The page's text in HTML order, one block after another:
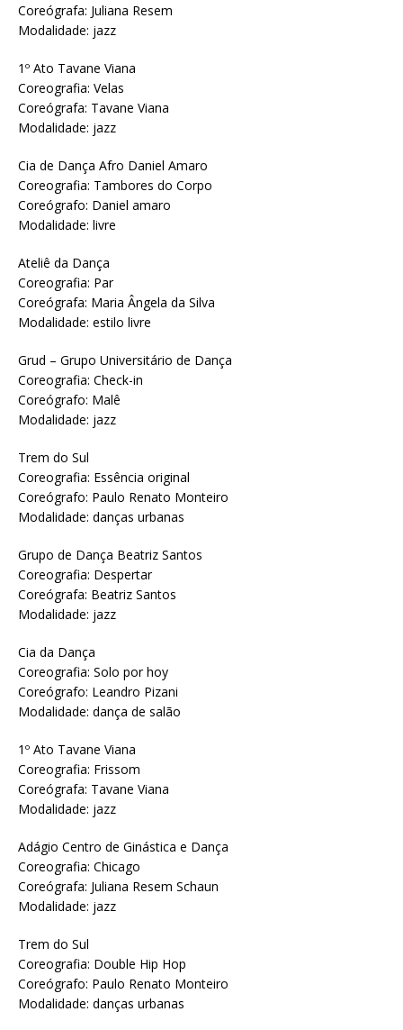
Coreógrafa: Juliana Resem
Modalidade: jazz
1º Ato Tavane Viana
Coreografia: Velas
Coreógrafa: Tavane Viana
Modalidade: jazz
Cia de Dança Afro Daniel Amaro
Coreografia: Tambores do Corpo
Coreógrafo: Daniel amaro
Modalidade: livre
Ateliê da Dança
Coreografia: Par
Coreógrafa: Maria Ângela da Silva
Modalidade: estilo livre
Grud – Grupo Universitário de Dança
Coreografia: Check-in
Coreógrafo: Malê
Modalidade: jazz
Trem do Sul
Coreografia: Essência original
Coreógrafo: Paulo Renato Monteiro
Modalidade: danças urbanas
Grupo de Dança Beatriz Santos
Coreografia: Despertar
Coreógrafa: Beatriz Santos
Modalidade: jazz
Cia da Dança
Coreografia: Solo por hoy
Coreógrafo: Leandro Pizani
Modalidade: dança de salão
1º Ato Tavane Viana
Coreografia: Frissom
Coreógrafa: Tavane Viana
Modalidade: jazz
Adágio Centro de Ginástica e Dança
Coreografia: Chicago
Coreógrafa: Juliana Resem Schaun
Modalidade: jazz
Trem do Sul
Coreografia: Double Hip Hop
Coreógrafo: Paulo Renato Monteiro
Modalidade: danças urbanas